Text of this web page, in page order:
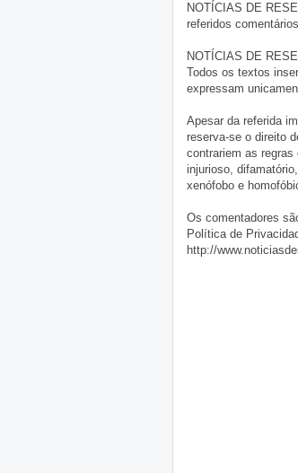
NOTÍCIAS DE
referidos
NOTÍCIAS DE
Todos os textos
expressam
Apesar da referida
reserva-se o direito
contrariem as
injurioso,
xenófobo e
Os comentadores
Política de
http://